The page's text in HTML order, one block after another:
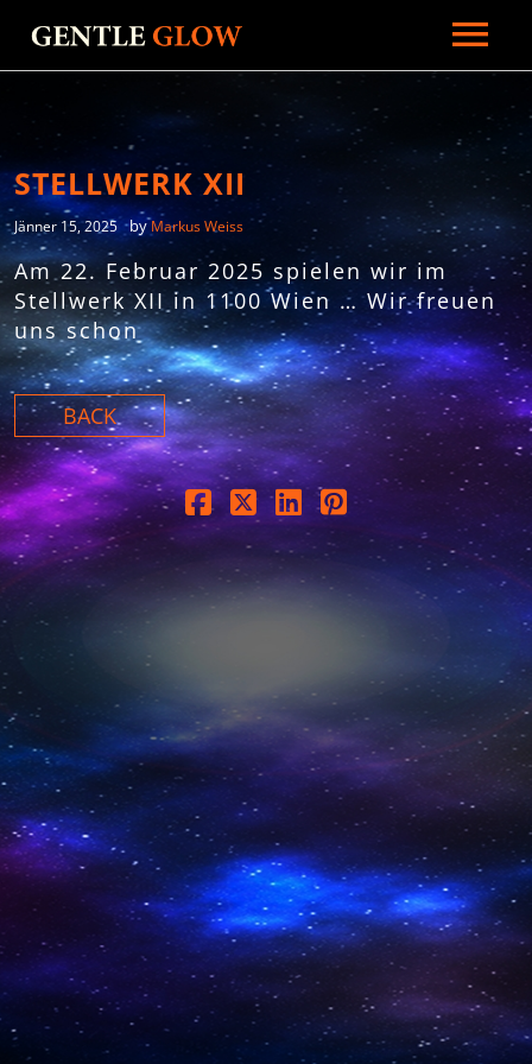
BIOGRAFIE
GALERIE
NEWS
PRESSE
RADIO
MUSIK
KONTAKT
MERCH
STELLWERK XII
Jänner 15, 2025 byMarkus Weiss
Am 22. Februar 2025 spielen wir im
Stellwerk XII in 1100 Wien … Wir freuen
uns schon
BACK